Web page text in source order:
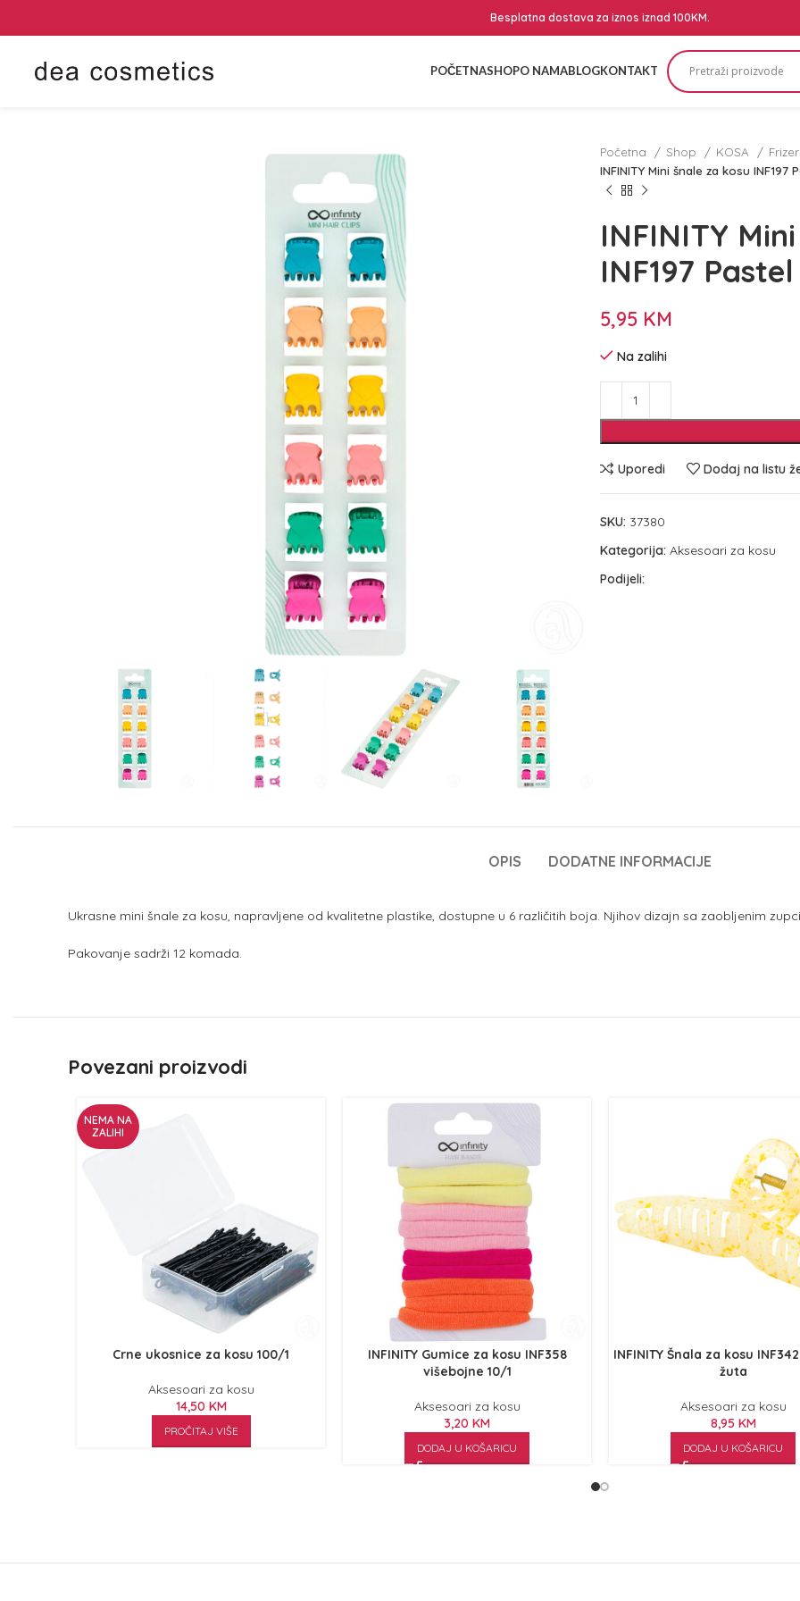
Besplatna dostava za iznos iznad 100KM.
POČETNASHOPO NAMABLOGKONTAKT
Početna Shop KOSA
INFINITY Mini šnale za kosu INF197
INFINITY
INF197 Pastel
5,95 KM
Na zalihi
Uporedi Dodaj na listu
SKU: 37380
Kategorija: Aksesoari za kosu
Podijeli:
OPIS DODATNE INFORMACIJE
Ukrasne mini šnale za kosu, napravljene od kvalitetne plastike, dostupne u 6 različitih boja. Njihov dizajn sa zaobljenim
Pakovanje sadrži 12 komada.
Povezani proizvodi
NEMA NA
ZALIHI
Crne ukosnice za kosu 100/1
Aksesoari za kosu
14,50 KM
PROČITAJ VIŠE
INFINITY Gumice za kosu INF358
višebojne 10/1
Aksesoari za kosu
3,20 KM
DODAJ U KOŠARICU
INFINITY Šnala za kosu
žuta
Aksesoari za kosu
8,95 KM
DODAJ U KOŠARICU